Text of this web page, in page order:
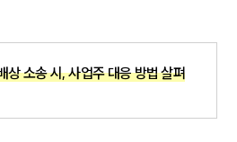
률상담예약
법률상담예약
상 소송 시, 사업주 대응 방법 살펴